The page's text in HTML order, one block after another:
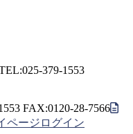
379-1553
FAX:0120-28-7566
ページログイン